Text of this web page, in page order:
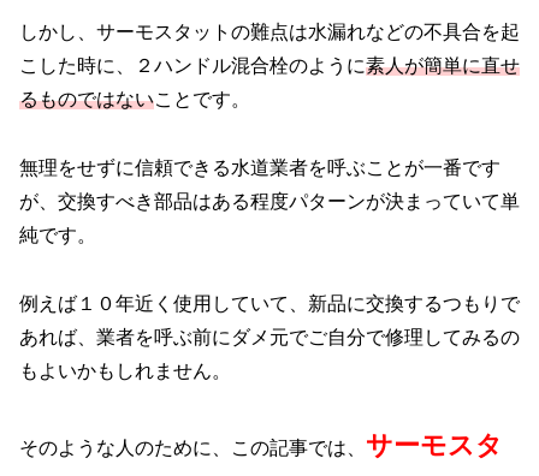
しかし、サーモスタットの難点は水漏れなどの不具合を起
こした時に、２ハンドル混合栓のように素人が簡単に直せ
るものではないことです。
無理をせずに信頼できる水道業者を呼ぶことが一番です
が、交換すべき部品はある程度パターンが決まっていて単
純です。
例えば１０年近く使用していて、新品に交換するつもりで
あれば、業者を呼ぶ前にダメ元でご自分で修理してみるの
もよいかもしれません。
そのような人のために、この記事では、 サーモスタ